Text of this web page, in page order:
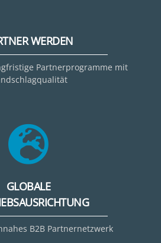
WERDEN
Partnerprogramme mit
GLOBALE
B2B Partnernetzwerk